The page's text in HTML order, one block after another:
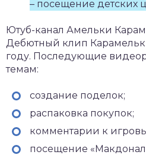
– посещение детских
Ютуб-канал Амельки
Дебютный клип
году. Последующие
темам:
создание поделок;
распаковка покупок;
комментарии к
посещение